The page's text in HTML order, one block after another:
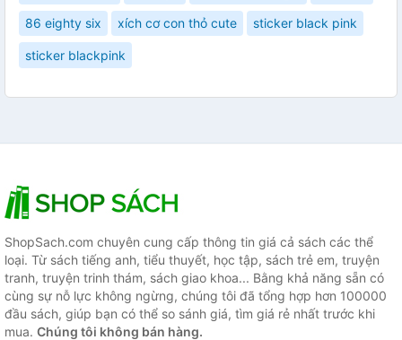
86 eighty six xích cơ con thỏ cute sticker black pink
sticker blackpink
ShopSach.com chuyên cung cấp thông tin giá cả sách các thể
loại. Từ sách tiếng anh, tiểu thuyết, học tập, sách trẻ em, truyện
tranh, truyện trinh thám, sách giao khoa... Bằng khả năng sẵn có
cùng sự nỗ lực không ngừng, chúng tôi đã tổng hợp hơn 100000
đầu sách, giúp bạn có thể so sánh giá, tìm giá rẻ nhất trước khi
mua. Chúng tôi không bán hàng.